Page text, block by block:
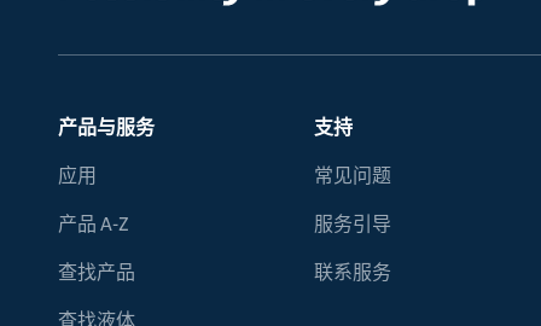
产品与服务
应用
产品 A-Z
查找产品
查找液体
支持
常见问题
服务引导
联系服务